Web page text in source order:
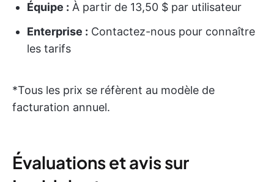
Équipe : À partir de 13,50 $ par utilisateur
Enterprise : Contactez-nous pour connaître
les tarifs
*Tous les prix se réfèrent au modèle de
facturation annuel.
Évaluations et avis sur